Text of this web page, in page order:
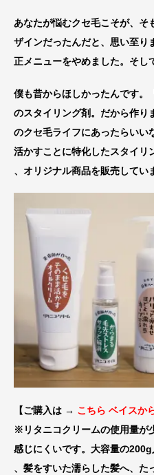
あなたが悩むクセ毛こそが、そ
ザインだったんだと、思い至り
正メニューをやめました。 そし
僕も昔からほしかったんです。
のスタイリング剤。だから作り
のクセ毛ライフにあったらいい
活かすことに特化したスタイリ
、オリジナル商品を販売してい
【ご購入は → こちら ベイスか
※リタニコクリームの使用量が
感じにくいです。大容量の
、髪をすいた濡らした髪へ、た